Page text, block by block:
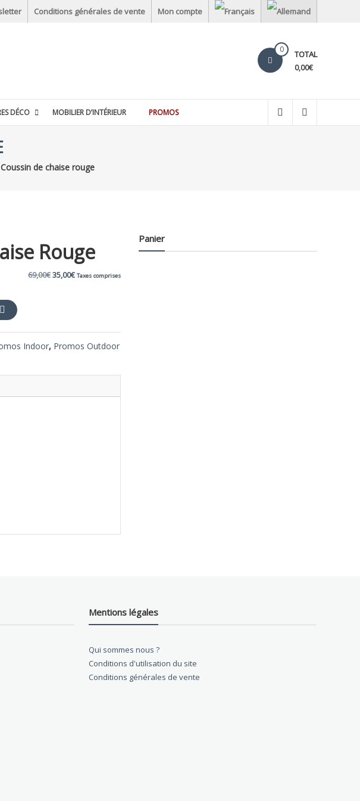
Conditions générales de vente Mon compte
0 TOTAL
0,00€
DÉCO MOBILIER D’INTÉRIEUR PROMOS
de chaise rouge
Rouge
69,00€Le
était :
35,00€Le
est :
Taxes comprises
Indoor, Promos Outdoor
Panier
Mentions légales
Qui sommes nous ?
Conditions d'utilisation du site
Conditions générales de vente